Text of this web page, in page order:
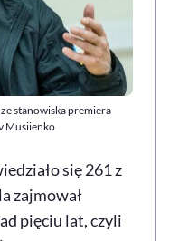
stanowiska premiera
Musiienko
się 261 z
zajmował
pięciu lat, czyli